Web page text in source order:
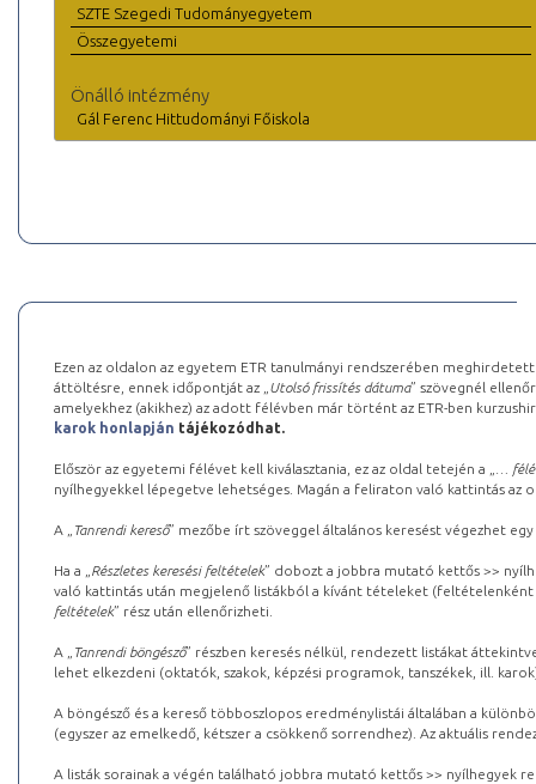
SZTE Szegedi Tudományegyetem
Összegyetemi
Önálló intézmény
Gál Ferenc Hittudományi Főiskola
Ezen az oldalon az egyetem ETR tanulmányi rendszerében
áttöltésre, ennek időpontját az „ Utolsó frissítés dátuma” szövegnél
amelyekhez (akikhez) az adott félévben már történt az ETR-ben
karok honlapján tájékozódhat.
Először az egyetemi félévet kell kiválasztania, ez az oldal tetején a „
…
nyílhegyekkel lépegetve lehetséges. Magán a feliraton való kattintás az
A „ Tanrendi kereső” mezőbe írt szöveggel általános keresést végezhet
Ha a „ Részletes keresési feltételek” dobozt a jobbra mutató kettős >>
való kattintás után megjelenő listákból a kívánt tételeket (feltételenként
feltételek” rész után ellenőrizheti.
A „ Tanrendi böngésző” részben keresés nélkül, rendezett listákat
lehet elkezdeni (oktatók, szakok, képzési programok, tanszékek, ill.
A böngésző és a kereső többoszlopos eredménylistái általában a
(egyszer az emelkedő, kétszer a csökkenő sorrendhez). Az aktuális
A listák sorainak a végén található jobbra mutató kettős >> nyílhegyek